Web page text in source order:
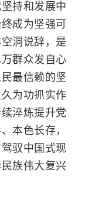
持和发展中
成为坚强可
洞说辞，是
群众发自心
最信赖的坚
为功抓实作
淬炼提升党
本色长存，
驭中国式现
族伟大复兴